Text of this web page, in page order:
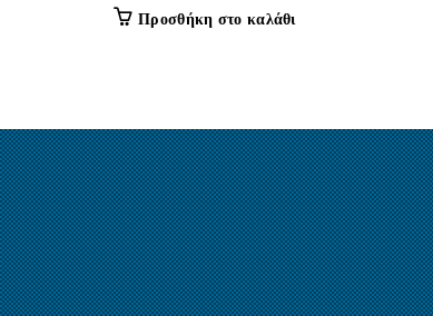
Προσθήκη στο καλάθι